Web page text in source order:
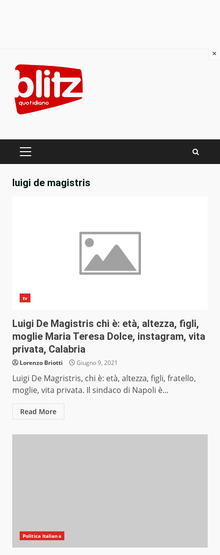
content
PRIMARY
luigi de magistris
tv
Luigi De Magistris chi è: età, altezza, figli,
moglie Maria Teresa Dolce, instagram, vita
privata, Calabria
Lorenzo Briotti Giugno 9, 2021
Luigi De Magristris, chi è: età, altezza, figli, fratello,
moglie, vita privata. Il sindaco di Napoli è...
Read More
Politica Italiana
×